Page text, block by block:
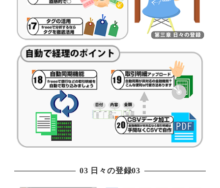
03 日々の登録03